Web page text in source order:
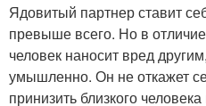
Ядовитый партнер ставит
превыше всего. Но в
человек наносит вред
умышленно. Он не откажет
принизить близкого